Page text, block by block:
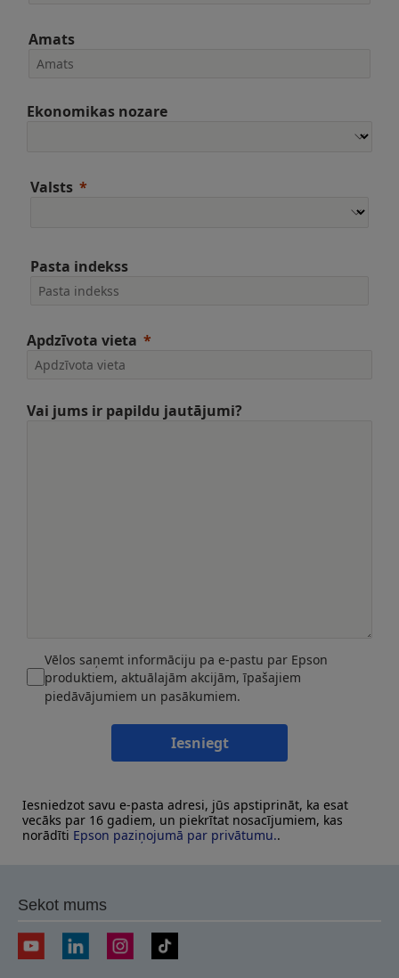
Amats
Ekonomikas nozare
Valsts
Pasta indekss
Apdzīvota vieta
Vai jums ir papildu jautājumi?
Vēlos saņemt informāciju pa e-pastu par Epson
produktiem, aktuālajām akcijām, īpašajiem
piedāvājumiem un pasākumiem.
Iesniegt
Iesniedzot savu e-pasta adresi, jūs apstiprināt, ka esat
vecāks par 16 gadiem, un piekrītat nosacījumiem, kas
norādīti Epson paziņojumā par privātumu..
Sekot mums